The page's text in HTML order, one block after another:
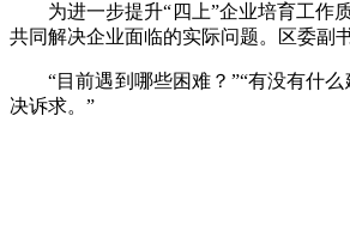
为进一步提升“四上”企业培育工作
共同解决企业面临的实际问题。区委副
“目前遇到哪些困难？”“有没有什
决诉求。”